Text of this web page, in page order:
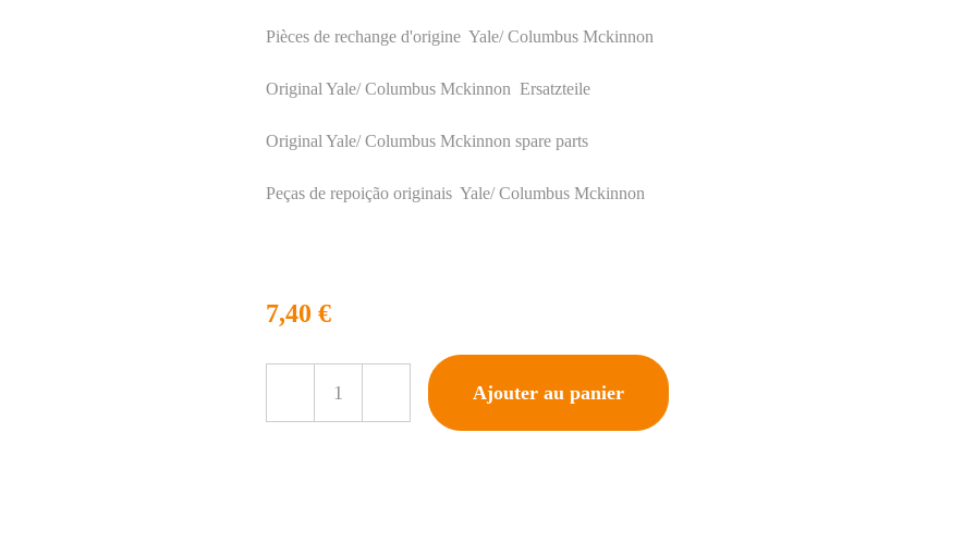
Pièces de rechange d'origine Yale/ Columbus Mckinnon
Original Yale/ Columbus Mckinnon Ersatzteile
Original Yale/ Columbus Mckinnon spare parts
Peças de repoição originais Yale/ Columbus Mckinnon
7,40€
Ajouter au panier